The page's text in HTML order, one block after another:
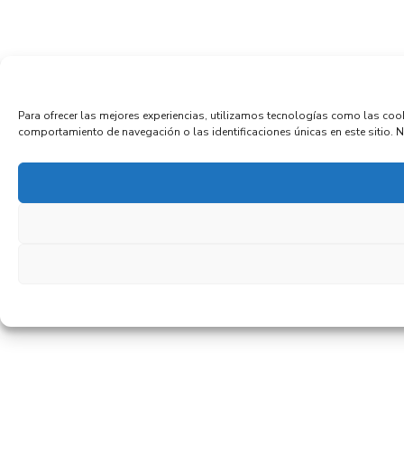
Para ofrecer las mejores experiencias, utilizamos tecnologías como las
comportamiento de navegación o las identificaciones únicas en este sitio.